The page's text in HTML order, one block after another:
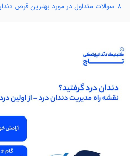
8 سوالات متداول در مورد بهترین قرص